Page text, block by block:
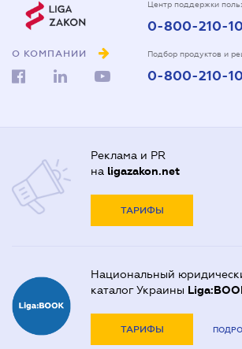
О КОМПАНИИ
Центр поддержки
0-800-210-
Подбор продуктов и
0-800-210-
Реклама и PR
на ligazakon.net
ТАРИФЫ
Национальный
каталог Украины
ТАРИФЫ